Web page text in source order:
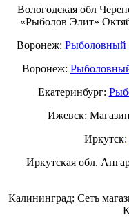
Вологодская обл
«Рыболов Элит»
Воронеж: Рыболовный
Воронеж:
Екатеринбург:
Ижевск:
Иркутск:
Иркутская обл.
Калининград: Сеть